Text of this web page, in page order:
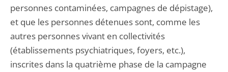
personnes contaminées, campagnes de dépistage),
et que les personnes détenues sont, comme les
autres personnes vivant en collectivités
(établissements psychiatriques, foyers, etc.),
inscrites dans la quatrième phase de la campagne